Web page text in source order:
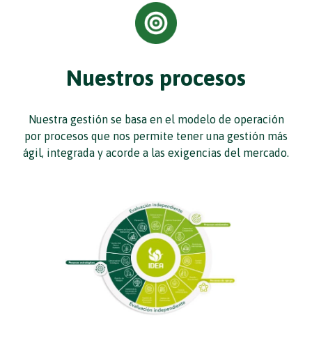
Nuestros procesos
Nuestra gestión se basa en el modelo de operación
por procesos que nos permite tener una gestión más
ágil, integrada y acorde a las exigencias del mercado.